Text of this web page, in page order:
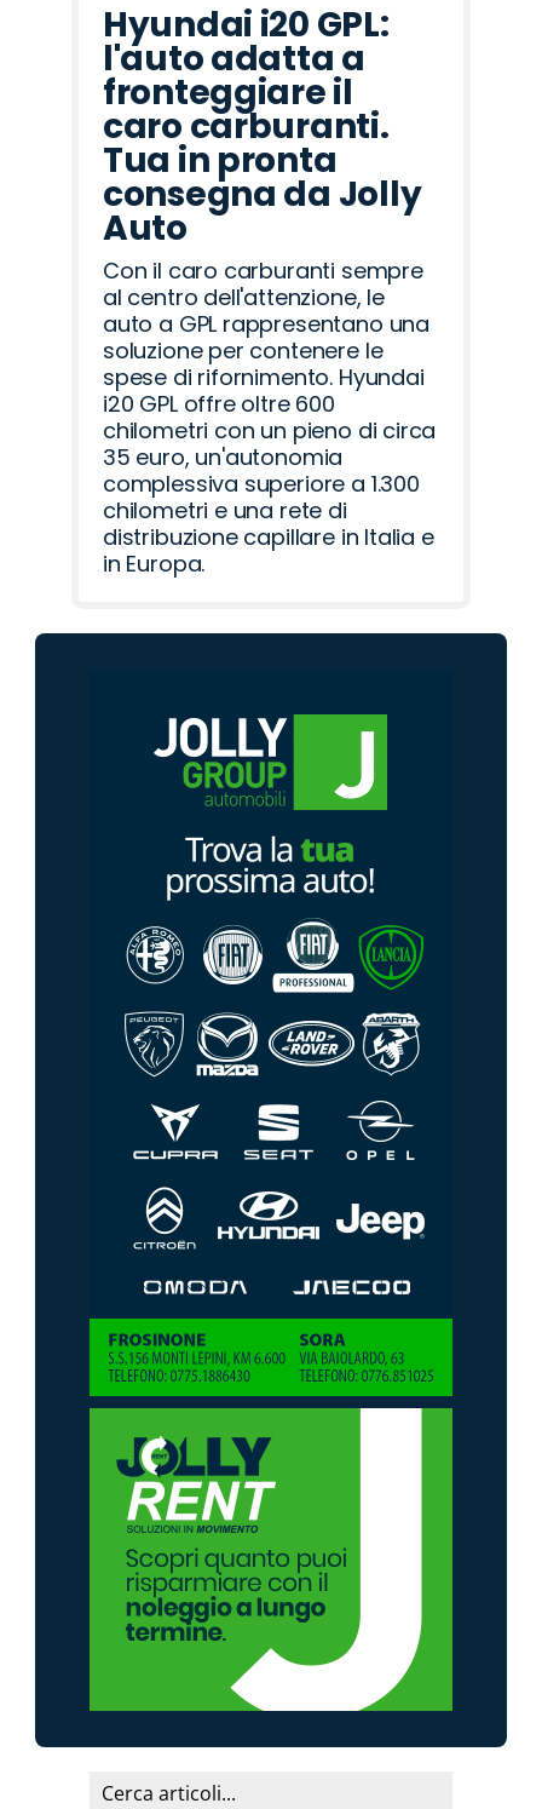
Hyundai i20 GPL:
l'auto adatta a
fronteggiare il
caro carburanti.
Tua in pronta
consegna da Jolly
Auto
Con il caro carburanti sempre
al centro dell'attenzione, le
auto a GPL rappresentano una
soluzione per contenere le
spese di rifornimento. Hyundai
i20 GPL offre oltre 600
chilometri con un pieno di circa
35 euro, un'autonomia
complessiva superiore a 1.300
chilometri e una rete di
distribuzione capillare in Italia e
in Europa.